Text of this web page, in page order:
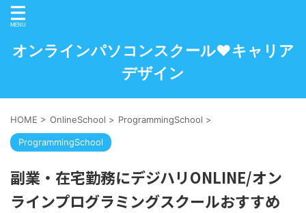
オンラインパソコンスクール♥キャリア
デザイン
HOME > OnlineSchool > ProgrammingSchool >
ProgrammingSchool
副業・在宅勤務にデジハリONLINE/オン
ラインプログラミングスクールおすすめ